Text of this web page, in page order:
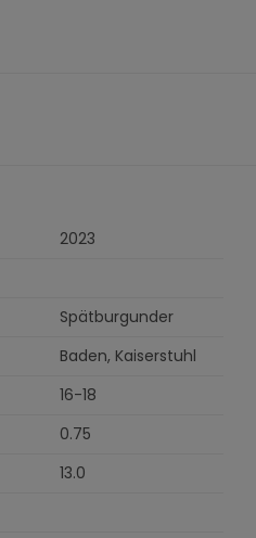
2023
Spätburgunder
Baden, Kaiserstuhl
16-18
0.75
13.0